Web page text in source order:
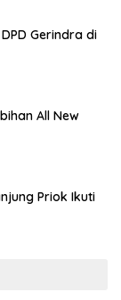
Gerindra di
All New
Priok Ikuti